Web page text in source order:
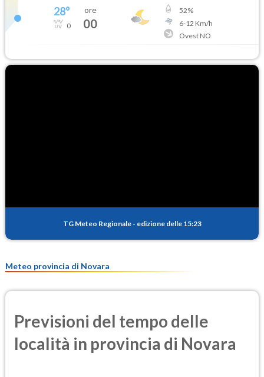
28°
0
ore
00
52%
6-12 Km/h
Ovest NO
TG Meteo Regionale - edizione delle 15:23
Meteo provincia di Novara
Previsioni del tempo delle
località in provincia di Novara